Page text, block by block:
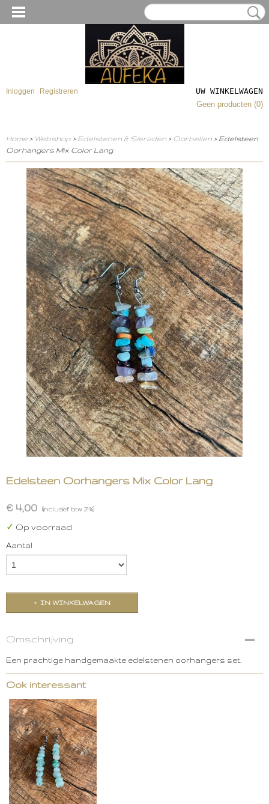
Inloggen Registreren
UW WINKELWAGEN
Geen producten (0)
Home > Webshop > Edelstenen & Sieraden > Oorbellen > Edelsteen
Oorhangers Mix Color Lang
Edelsteen Oorhangers Mix Color Lang
€ 4,00 (inclusief btw 21%)
✓ Op voorraad
Aantal
IN WINKELWAGEN
Omschrijving
Een prachtige handgemaakte edelstenen oorhangers set.
Ook interessant